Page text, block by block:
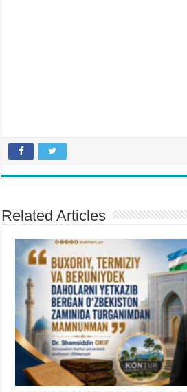
Related Articles